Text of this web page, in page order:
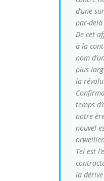
d’une
par-delà
De cet
à la
nom
plus
la
temps
notre
nouvel
Tel est
la